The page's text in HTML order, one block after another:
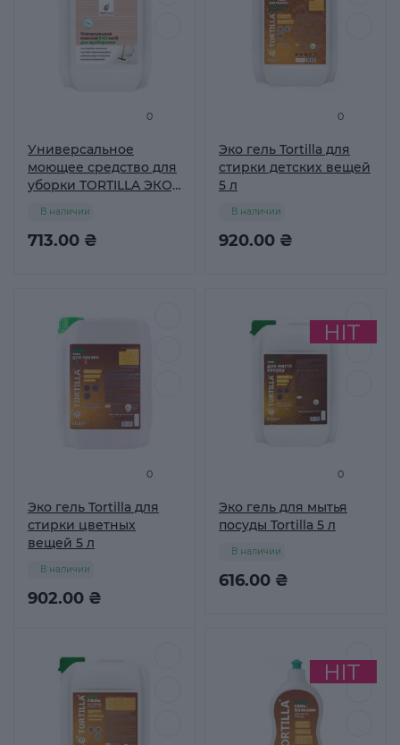
0
Универсальное
моющее средство для
уборки TORTILLA ЭКО,
713.00 ₴
В наличии
0
Эко гель Tortilla для
стирки детских вещей
5 л
920.00 ₴
В наличии
0
Эко гель Tortilla для
стирки цветных
вещей 5 л
902.00 ₴
В наличии
0
Эко гель для мытья
посуды Tortilla 5 л
616.00 ₴
В наличии